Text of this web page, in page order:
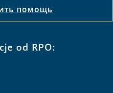
помощь
od RPO: